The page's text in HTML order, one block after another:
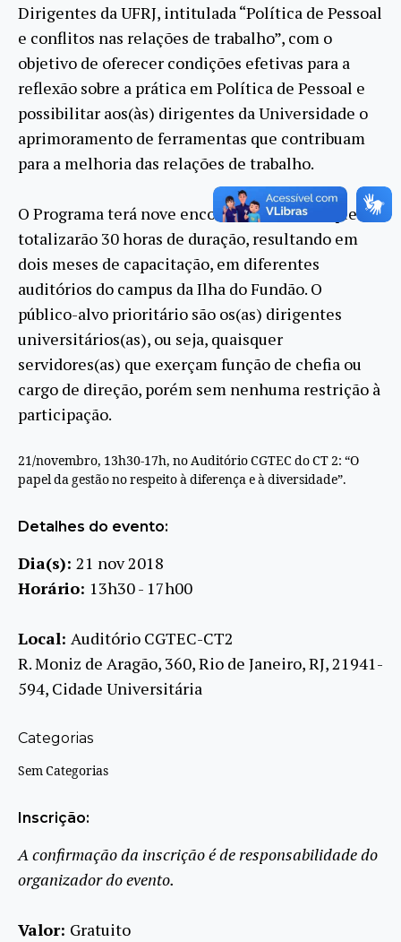
Dirigentes da UFRJ, intitulada “Política de Pessoal
e conflitos nas relações de trabalho”, com o
objetivo de oferecer condições efetivas para a
reflexão sobre a prática em Política de Pessoal e
possibilitar aos(às) dirigentes da Universidade o
aprimoramento de ferramentas que contribuam
para a melhoria das relações de trabalho.
O Programa terá nove encontros semanais que
totalizarão 30 horas de duração, resultando em
dois meses de capacitação, em diferentes
auditórios do campus da Ilha do Fundão. O
público-alvo prioritário são os(as) dirigentes
universitários(as), ou seja, quaisquer
servidores(as) que exerçam função de chefia ou
cargo de direção, porém sem nenhuma restrição à
participação.
21/novembro, 13h30-17h, no Auditório CGTEC do CT 2: “O
papel da gestão no respeito à diferença e à diversidade”.
Detalhes do evento:
Dia(s): 21 nov 2018
Horário: 13h30 - 17h00
Local: Auditório CGTEC-CT2
R. Moniz de Aragão, 360, Rio de Janeiro, RJ, 21941-
594, Cidade Universitária
Categorias
Sem Categorias
Inscrição:
A confirmação da inscrição é de responsabilidade do
organizador do evento.
Valor: Gratuito